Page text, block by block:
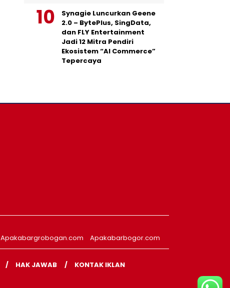
Synagie Luncurkan Geene
2.0 – BytePlus, SingData,
dan FLY Entertainment
Jadi 12 Mitra Pendiri
Ekosistem “AI Commerce”
Tepercaya
Apakabargrobogan.com Apakabarbogor.com
HAK JAWAB KONTAK IKLAN